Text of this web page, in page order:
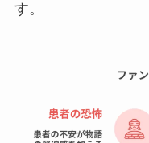
す。